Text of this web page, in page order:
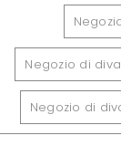
Negozio di
Negozio di